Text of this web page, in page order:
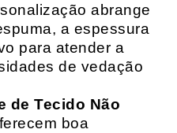
abrange
a espessura
para atender a
de vedação
de Tecido Não
boa